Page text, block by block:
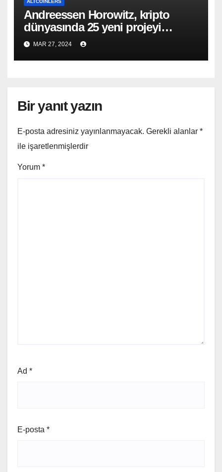
ALTCOINLERS
Andreessen Horowitz, kripto
dünyasında 25 yeni projeyi
destekliyor!
MAR 27, 2024
Bir yanıt yazın
E-posta adresiniz yayınlanmayacak. Gerekli alanlar *
ile işaretlenmişlerdir
Yorum *
Ad *
E-posta *